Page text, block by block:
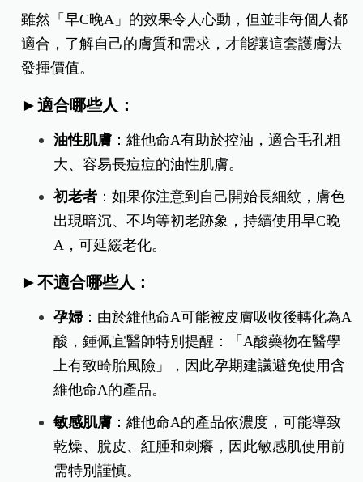
雖然「早C晚A」的效果令人心動，但並非每個人都
適合，了解自己的膚質和需求，才能讓這套護膚法
發揮價值。
►適合哪些人：
油性肌膚 ：維他命A有助於控油，適合毛孔粗
大、容易長痘痘的油性肌膚。
初老者 ：如果你注意到自己開始長細紋，膚色
出現暗沉、不均等初老跡象，持續使用早C晚
A，可延緩老化。
►不適合哪些人 ：
孕婦 ：由於維他命A可能被皮膚吸收後轉化為A
酸，鍾佩宜醫師特別提醒：「A酸藥物在醫學
上有致畸胎風險」
，因此孕期建議避免使用含
維他命A的產品。
敏感肌膚 ：維他命A的產品依濃度，可能導致
乾燥、脫皮、紅腫和刺癢，因此敏感肌使用前
需特別謹慎。